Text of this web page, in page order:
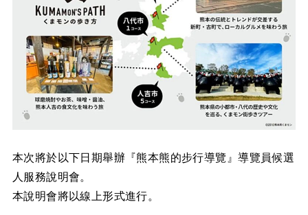
本次將於以下日期舉辦『熊本熊的步行導覽』導覽員候選
人服務說明會。
本說明會將以線上形式進行。